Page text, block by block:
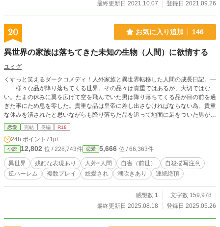
最終更新日 2021.10.07
登録日 2021.09.26
20 お気に入り追加 146
異世界の家族は落ちてきた未知の生物（人間）に欲情する
ユミグ
くすっと笑えるダークコメディ！人外家族と異世界転移した人間の成長日記。━
━━様々な品が降り落ちてくる世界。その品々は貴重ではあるが、大切ではな
い。たまの休みに翼を広げて空を飛んでいた男は降り落ちてくる品が目の前を過
ぎた事にため息を零した。貴重な品は皇帝に差し出さなければならない為、貴重
な休みを潰されたと思いながらも降り落ちた品を追って地面に足をついた男が見
た品はとてもか弱く、魔力さえない脆い生物だった。感情など不必要な国で生き
ている化け物の心に落ちてきた感情は“家族”として私の元で生きて欲しい。そん
な気持ちで持ち帰り、瞳が開くのを待った。「誰！？」「父親だ」「え？……お
父さんは居ません！」「食事にしよう」「話が通じない！？」そんな出会いから
家族の心が成長するまでのストーリー。注意：タグ確認してからお読み下さい。
ヒロインのトラウマには日本での家庭環境、命を軽んじる発言や、PTSDに近い
表現があります。また、異世界には論理感や秩序などがあまり存在せず、彼等も
恋愛 完結 長編 R18
24h.ポイント 71pt
小説 12,802 位 / 228,743件 恋愛 5,666 位 / 66,363件
異世界 残酷な表現あり 人外×人間 自害（前世）
自殺描写注意
逆ハーレム
複数プレイ 総愛され 潮吹きあり 連続絶頂
感想数 1
文字数 159,978
最終更新日 2025.08.18
登録日 2025.05.26